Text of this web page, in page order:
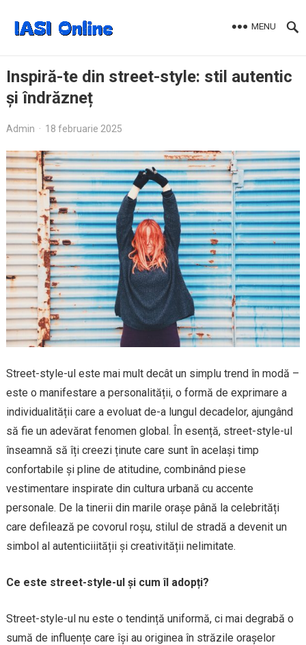
MENU
Inspiră-te din street-style: stil autentic
și îndrăzneț
Admin · 18 februarie 2025
Street-style-ul este mai mult decât un simplu trend în modă –
este o manifestare a personalității, o formă de exprimare a
individualității care a evoluat de-a lungul decadelor, ajungând
să fie un adevărat fenomen global. În esență, street-style-ul
înseamnă să îți creezi ținute care sunt în același timp
confortabile și pline de atitudine, combinând piese
vestimentare inspirate din cultura urbană cu accente
personale. De la tinerii din marile orașe până la celebrități
care defilează pe covorul roșu, stilul de stradă a devenit un
simbol al autenticiiității și creativității nelimitate.
Ce este street-style-ul și cum îl adopți?
Street-style-ul nu este o tendință uniformă, ci mai degrabă o
sumă de influențe care își au originea în străzile orașelor